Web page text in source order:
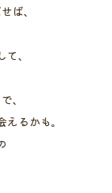
ば、
、
、
るかも。